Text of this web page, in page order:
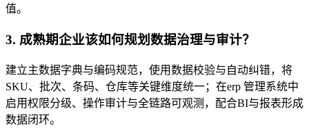
值。
3. 成熟期企业该如何规划数据治理与审计？
建立主数据字典与编码规范，使用数据校验与自动纠错，将
SKU、批次、条码、仓库等关键维度统一；在erp 管理系统中
启用权限分级、操作审计与全链路可观测，配合BI与报表形成
数据闭环。